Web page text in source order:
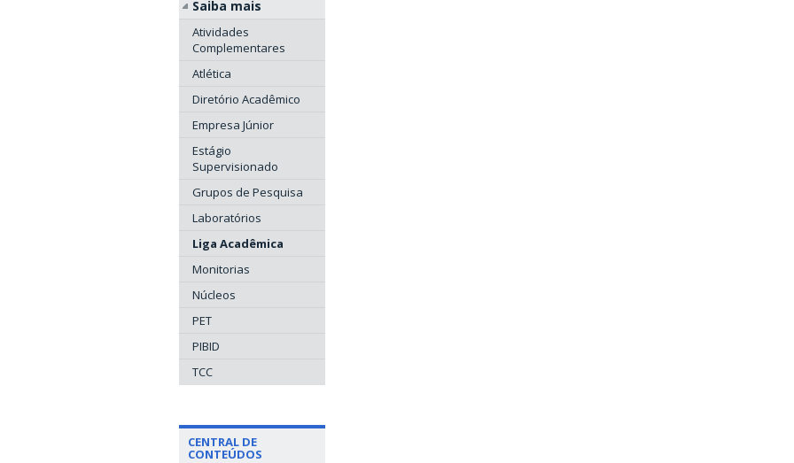
Saiba mais
Atividades
Complementares
Atlética
Diretório Acadêmico
Empresa Júnior
Estágio
Supervisionado
Grupos de Pesquisa
Laboratórios
Liga Acadêmica
Monitorias
Núcleos
PET
PIBID
TCC
CENTRAL DE
CONTEÚDOS